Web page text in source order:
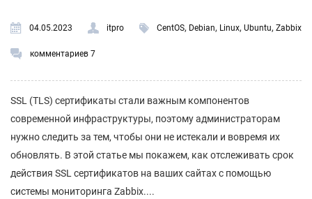
04.05.2023 itpro CentOS, Debian, Linux, Ubuntu, Zabbix
комментариев 7
SSL (TLS) сертификаты стали важным компонентов
современной инфраструктуры, поэтому администраторам
нужно следить за тем, чтобы они не истекали и вовремя их
обновлять. В этой статье мы покажем, как отслеживать срок
действия SSL сертификатов на ваших сайтах с помощью
системы мониторинга Zabbix....